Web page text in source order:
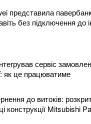
представила
без підключення до
сервіс
як це працюватиме
до витоків:
конструкції Mitsubishi